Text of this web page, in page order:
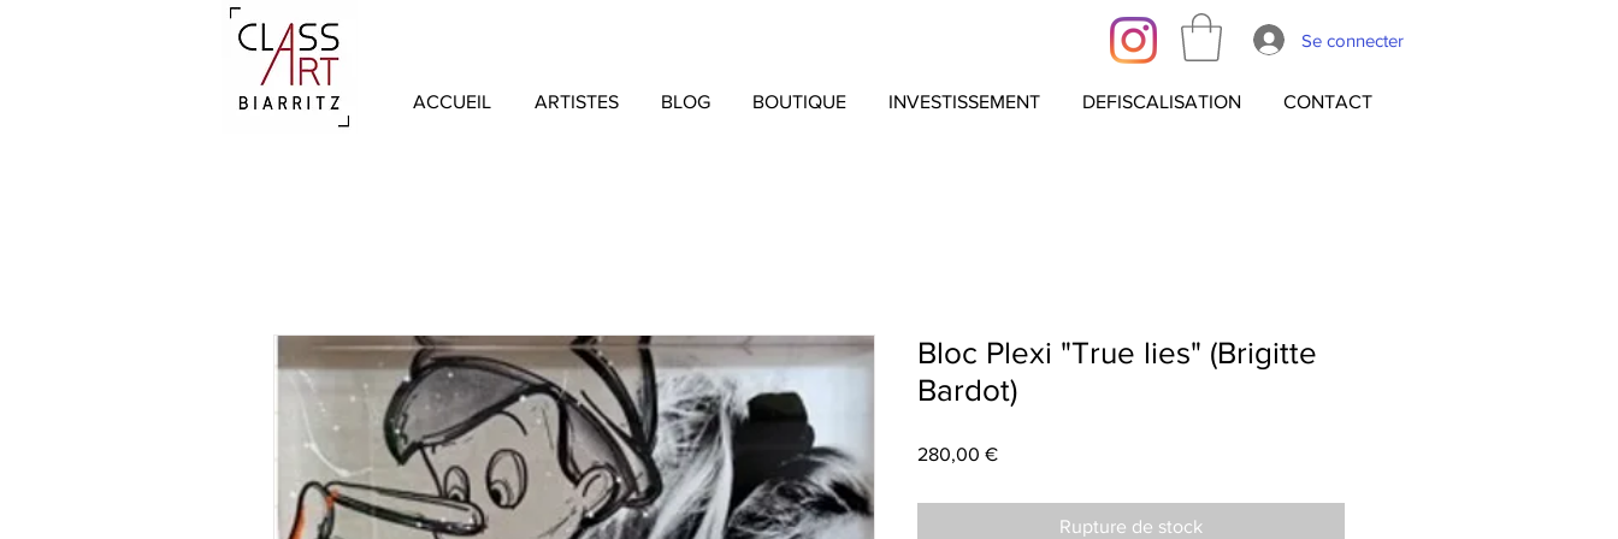
Se connecter
ACCUEIL ARTISTES BLOG BOUTIQUE INVESTISSEMENT DEFISCALISATION CONTACT
Bloc Plexi "True lies" (Brigitte
Bardot)
280,00 €Prix
Rupture de stock